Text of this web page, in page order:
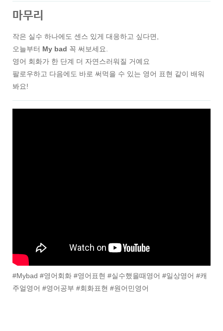
마무리
작은 실수 하나에도 센스 있게 대응하고 싶다면,
오늘부터 My bad 꼭 써보세요.
영어 회화가 한 단계 더 자연스러워질 거예요
팔로우하고 다음에도 바로 써먹을 수 있는 영어 표현 같이 배워
봐요!
#Mybad #영어회화 #영어표현 #실수했을때영어 #일상영어 #캐
주얼영어 #영어공부 #회화표현 #원어민영어